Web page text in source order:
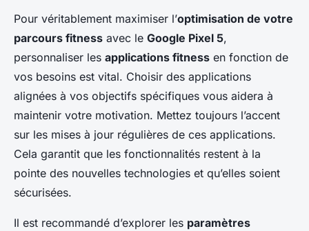
Pour véritablement maximiser l’optimisation de votre
parcours fitness avec le Google Pixel 5,
personnaliser les applications fitness en fonction de
vos besoins est vital. Choisir des applications
alignées à vos objectifs spécifiques vous aidera à
maintenir votre motivation. Mettez toujours l’accent
sur les mises à jour régulières de ces applications.
Cela garantit que les fonctionnalités restent à la
pointe des nouvelles technologies et qu’elles soient
sécurisées.
Il est recommandé d’explorer les paramètres